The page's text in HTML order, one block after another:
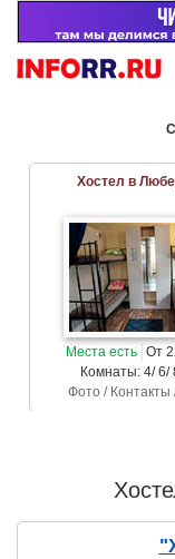
Хостел в
Места есть От
Комнаты: 4/ 6/
Фото /